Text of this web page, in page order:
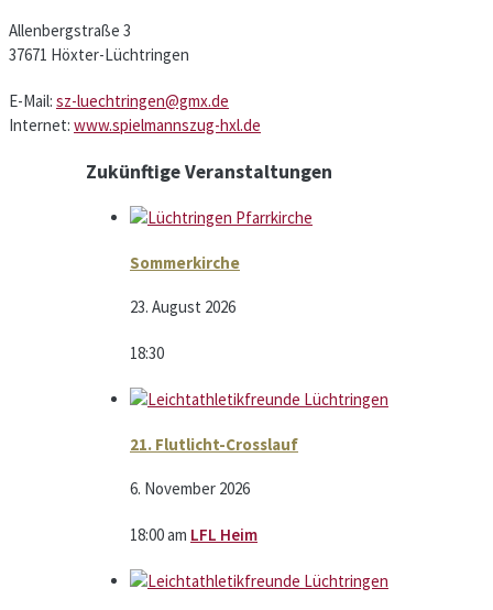
Allenbergstraße 3
37671 Höxter-Lüchtringen
E-Mail: sz-luechtringen@gmx.de
Internet: www.spielmannszug-hxl.de
Zukünftige Veranstaltungen
Sommerkirche
23. August 2026
18:30
21. Flutlicht-Crosslauf
6. November 2026
18:00am LFL Heim